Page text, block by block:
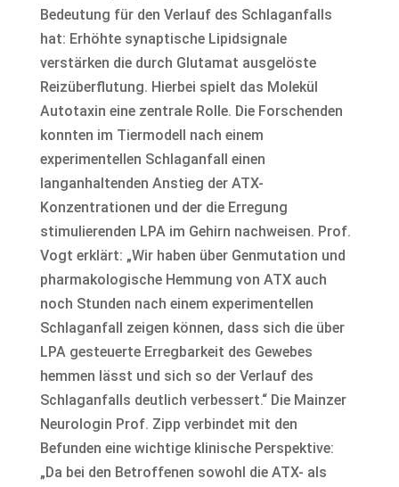
Bedeutung für den Verlauf des Schlaganfalls
hat: Erhöhte synaptische Lipidsignale
verstärken die durch Glutamat ausgelöste
Reizüberflutung. Hierbei spielt das Molekül
Autotaxin eine zentrale Rolle. Die Forschenden
konnten im Tiermodell nach einem
experimentellen Schlaganfall einen
langanhaltenden Anstieg der ATX-
Konzentrationen und der die Erregung
stimulierenden LPA im Gehirn nachweisen. Prof.
Vogt erklärt: „Wir haben über Genmutation und
pharmakologische Hemmung von ATX auch
noch Stunden nach einem experimentellen
Schlaganfall zeigen können, dass sich die über
LPA gesteuerte Erregbarkeit des Gewebes
hemmen lässt und sich so der Verlauf des
Schlaganfalls deutlich verbessert.“ Die Mainzer
Neurologin Prof. Zipp verbindet mit den
Befunden eine wichtige klinische Perspektive:
„Da bei den Betroffenen sowohl die ATX- als